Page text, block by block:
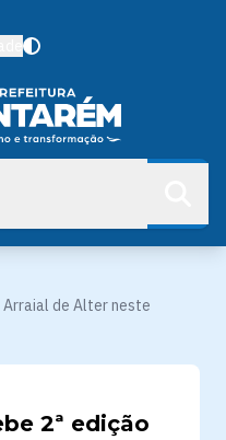
Arraial de Alter neste
2ª edição